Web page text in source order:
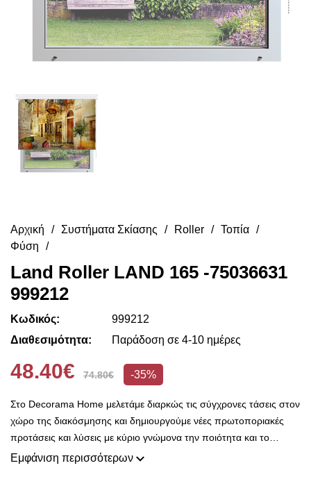
Αρχική Συστήματα Σκίασης Roller
Τοπία
Φύση
Land Roller LAND 165 -75036631
999212
Κωδικός:
999212
Διαθεσιμότητα:
Παράδοση σε 4-10 ημέρες
48.40€ 74.80€ -35%
Στο Decorama Home μελετάμε διαρκώς τις σύγχρονες τάσεις στον
χώρο της διακόσμησης και δημιουργούμε νέες πρωτοποριακές
προτάσεις και λύσεις με κύριο γνώμονα την ποιότητα και το
ασύγκριτο design, προκειμένου να είμαστε πάντοτε σε θέση να
Εμφάνιση περισσότερων